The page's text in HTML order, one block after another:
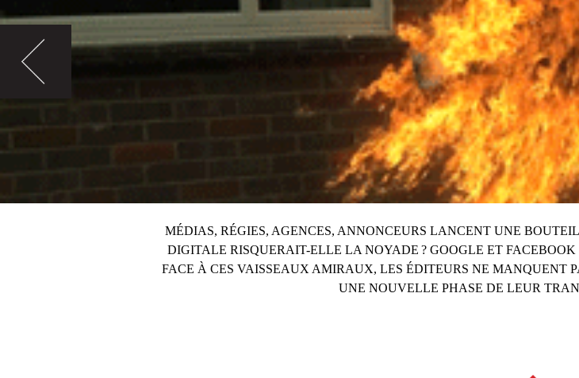
MÉDIAS, RÉGIES, AGENCES, ANNONCEURS LANCENT UNE
DIGITALE RISQUERAIT-ELLE LA NOYADE ? GOOGLE ET
FACE À CES VAISSEAUX AMIRAUX, LES ÉDITEURS NE MANQUENT
UNE NOUVELLE PHASE DE LEUR